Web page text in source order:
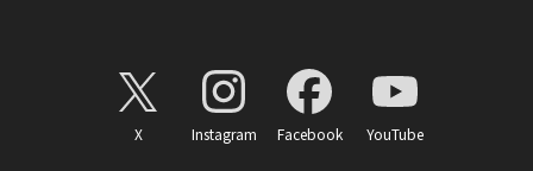
X Instagram Facebook YouTube